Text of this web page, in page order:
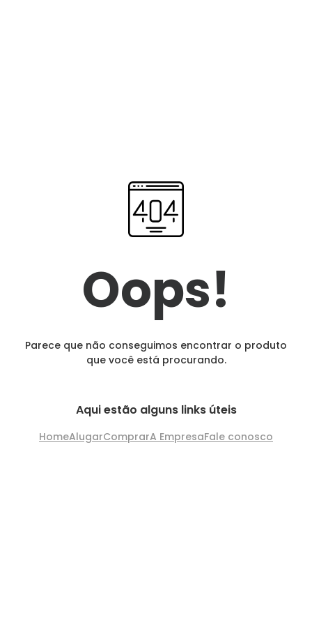
Oops!
Parece que não conseguimos encontrar o produto
que você está procurando.
Aqui estão alguns links úteis
HomeAlugarComprarA EmpresaFale conosco